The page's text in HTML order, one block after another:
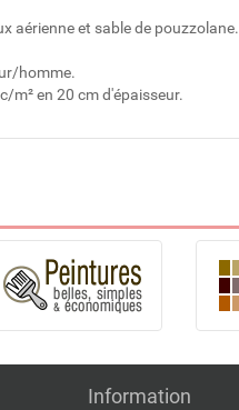
aérienne et sable de pouzzolane.
homme.
m² en 20 cm d'épaisseur.
Information